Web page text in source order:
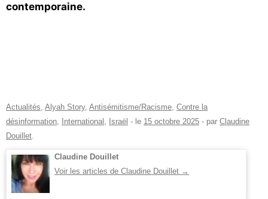
contemporaine.
Actualités, Alyah Story, Antisémitisme/Racisme, Contre la
désinformation, International , Israël - le 15 octobre 2025 - par Claudine
Douillet.
Claudine Douillet
Voir les articles de Claudine Douillet →